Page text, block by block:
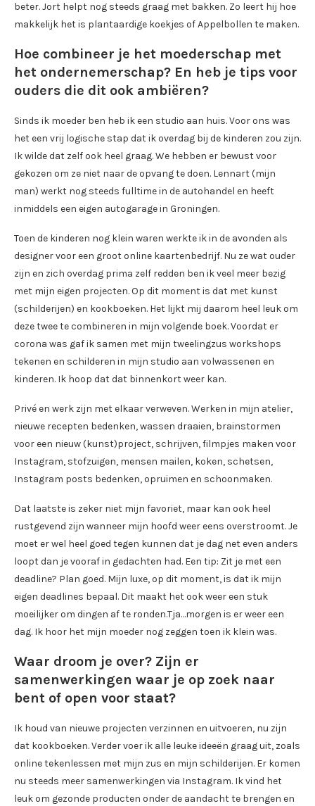
beter. Jort helpt nog steeds graag met bakken. Zo leert hij hoe
makkelijk het is plantaardige koekjes of Appelbollen te maken.
Hoe combineer je het moederschap met
het ondernemerschap? En heb je tips voor
ouders die dit ook ambiëren?
Sinds ik moeder ben heb ik een studio aan huis. Voor ons was
het een vrij logische stap dat ik overdag bij de kinderen zou zijn.
Ik wilde dat zelf ook heel graag. We hebben er bewust voor
gekozen om ze niet naar de opvang te doen. Lennart (mijn
man) werkt nog steeds fulltime in de autohandel en heeft
inmiddels een eigen autogarage in Groningen.
Toen de kinderen nog klein waren werkte ik in de avonden als
designer voor een groot online kaartenbedrijf. Nu ze wat ouder
zijn en zich overdag prima zelf redden ben ik veel meer bezig
met mijn eigen projecten. Op dit moment is dat met kunst
(schilderijen) en kookboeken. Het lijkt mij daarom heel leuk om
deze twee te combineren in mijn volgende boek. Voordat er
corona was gaf ik samen met mijn tweelingzus workshops
tekenen en schilderen in mijn studio aan volwassenen en
kinderen. Ik hoop dat dat binnenkort weer kan.
Privé en werk zijn met elkaar verweven. Werken in mijn atelier,
nieuwe recepten bedenken, wassen draaien, brainstormen
voor een nieuw (kunst)project, schrijven, filmpjes maken voor
Instagram, stofzuigen, mensen mailen, koken, schetsen,
Instagram posts bedenken, opruimen en schoonmaken.
Dat laatste is zeker niet mijn favoriet, maar kan ook heel
rustgevend zijn wanneer mijn hoofd weer eens overstroomt. Je
moet er wel heel goed tegen kunnen dat je dag net even anders
loopt dan je vooraf in gedachten had. Een tip: Zit je met een
deadline? Plan goed. Mijn luxe, op dit moment, is dat ik mijn
eigen deadlines bepaal. Dit maakt het ook weer een stuk
moeilijker om dingen af te ronden.Tja…morgen is er weer een
dag. Ik hoor het mijn moeder nog zeggen toen ik klein was.
Waar droom je over? Zijn er
samenwerkingen waar je op zoek naar
bent of open voor staat?
Ik houd van nieuwe projecten verzinnen en uitvoeren, nu zijn
dat kookboeken. Verder voer ik alle leuke ideeën graag uit, zoals
online tekenlessen met mijn zus en mijn schilderijen. Er komen
nu steeds meer samenwerkingen via Instagram. Ik vind het
leuk om gezonde producten onder de aandacht te brengen en